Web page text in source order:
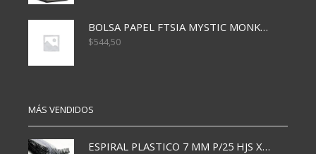
BOLSA PAPEL FTSIA MYSTIC MONKEY 14/08/20
$544,50
MÁS VENDIDOS
ESPIRAL PLASTICO 7 MM P/25 HJS X50x3000